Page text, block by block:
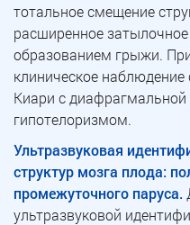
тотальное смещение
расширенное
образованием грыжи.
клиническое
Киари с
гипотелоризмом.
Ультразвуковая
структур мозга плода:
промежуточного паруса.
ультразвуковой